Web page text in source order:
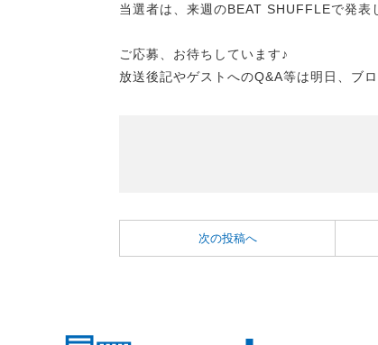
当選者は、来週のBEAT SHUFFLEで発表
ご応募、お待ちしています♪
放送後記やゲストへのQ&A等は明日、ブ
次の投稿へ